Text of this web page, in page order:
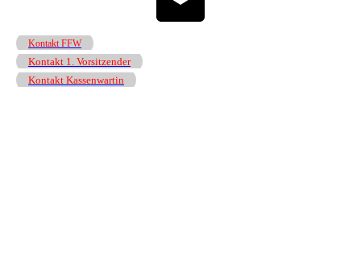
Kontakt FFW
Kontakt 1. Vorsitzender
Kontakt Kassenwartin